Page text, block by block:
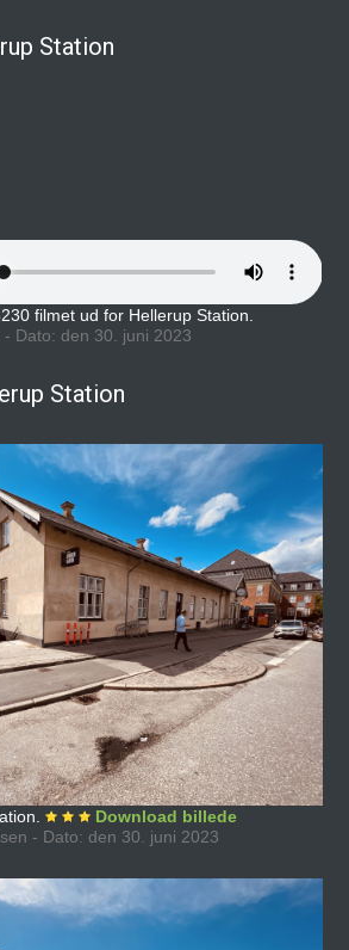
Station
filmet ud for Hellerup Station.
Dato: den 30. juni 2023
Station
Download billede
- Dato: den 30. juni 2023